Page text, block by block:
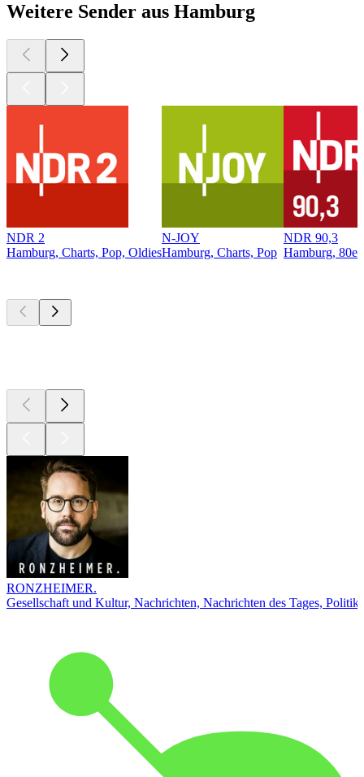
Weitere Sender aus Hamburg
NDR 2
Hamburg, Charts, Pop, Oldies
N-JOY
Hamburg, Charts, Pop
NDR 90,3
Hamburg,
RONZHEIMER.
Gesellschaft und Kultur, Nachrichten, Nachrichten des Tages, Politik